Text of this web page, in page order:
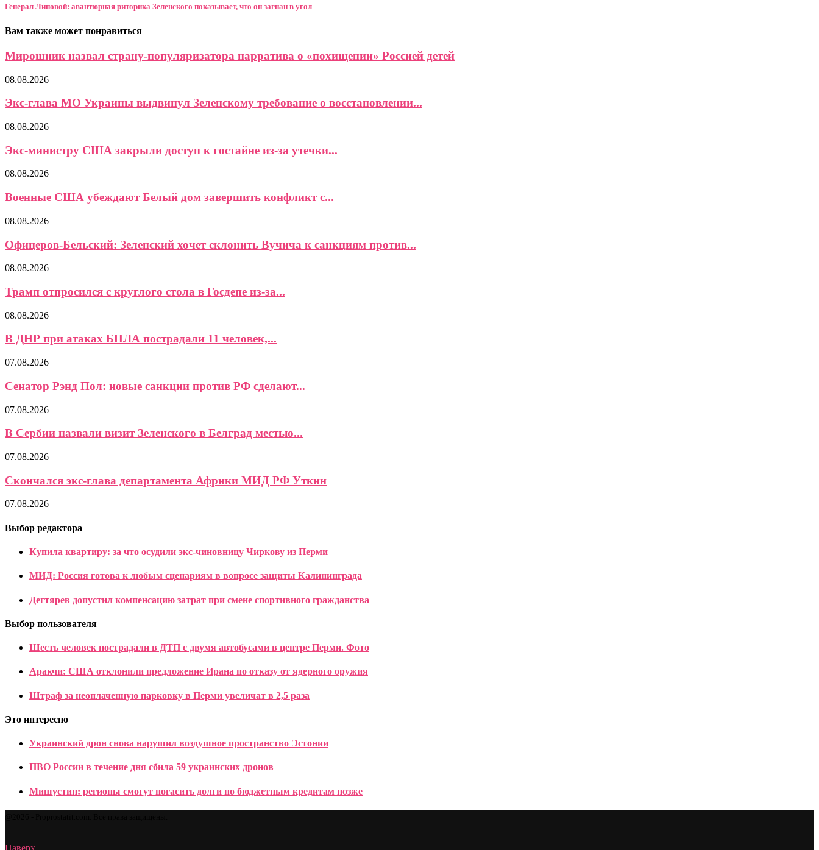
Генерал Липовой: авантюрная риторика Зеленского показывает, что он загнан в угол
Вам также может понравиться
Мирошник назвал страну-популяризатора нарратива о «похищении» Россией детей
08.08.2026
Экс-глава МО Украины выдвинул Зеленскому требование о восстановлении...
08.08.2026
Экс-министру США закрыли доступ к гостайне из-за утечки...
08.08.2026
Военные США убеждают Белый дом завершить конфликт с...
08.08.2026
Офицеров-Бельский: Зеленский хочет склонить Вучича к санкциям против...
08.08.2026
Трамп отпросился с круглого стола в Госдепе из-за...
08.08.2026
В ДНР при атаках БПЛА пострадали 11 человек,...
07.08.2026
Сенатор Рэнд Пол: новые санкции против РФ сделают...
07.08.2026
В Сербии назвали визит Зеленского в Белград местью...
07.08.2026
Скончался экс-глава департамента Африки МИД РФ Уткин
07.08.2026
Выбор редактора
Купила квартиру: за что осудили экс-чиновницу Чиркову из Перми
МИД: Россия готова к любым сценариям в вопросе защиты Калининграда
Дегтярев допустил компенсацию затрат при смене спортивного гражданства
Выбор пользователя
Шесть человек пострадали в ДТП с двумя автобусами в центре Перми. Фото
Аракчи: США отклонили предложение Ирана по отказу от ядерного оружия
Штраф за неоплаченную парковку в Перми увеличат в 2,5 раза
Это интересно
Украинский дрон снова нарушил воздушное пространство Эстонии
ПВО России в течение дня сбила 59 украинских дронов
Мишустин: регионы смогут погасить долги по бюджетным кредитам позже
Наверх